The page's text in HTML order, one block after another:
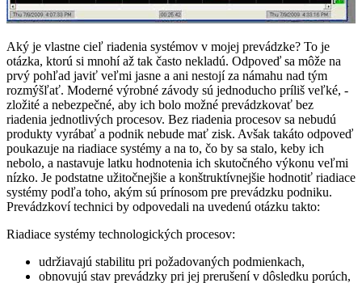
Aký je vlastne cieľ riadenia systémov v mojej prevádzke? To je
otázka, ktorú si mnohí až tak často nekladú. Odpoveď sa môže na
prvý pohľad javiť veľmi jasne a ani nestojí za námahu nad tým
rozmýšľať. Moderné výrobné závody sú jednoducho príliš veľké, ­
zložité a nebezpečné, aby ich bolo možné prevádzkovať bez
riadenia jednotlivých procesov. Bez riadenia procesov sa nebudú
produkty vyrábať a podnik nebude mať zisk. Avšak takáto odpoveď
poukazuje na riadiace systémy a na to, čo by sa stalo, keby ich
nebolo, a nastavuje latku hodnotenia ich skutočného výkonu veľmi
nízko. Je podstatne užitočnejšie a konštruktívnejšie hodnotiť riadiace
systémy podľa toho, akým sú prínosom pre prevádzku podniku.
Prevádzkoví technici by odpovedali na uvedenú otázku takto:
Riadiace systémy technologických procesov:
udržiavajú stabilitu pri požadovaných podmienkach,
obnovujú stav prevádzky pri jej prerušení v dôsledku porúch,